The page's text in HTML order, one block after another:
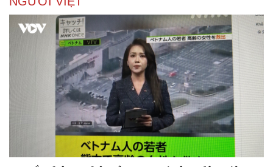
Doanh nghiệp
Thông tin doanh nghiệp
Doanh nghiệp 24h
Doanh nhân
Vì cộng đồng
Công nghệ
Sành điệu
Tin Công nghệ
Trải nghiệm
Chuyển đổi số